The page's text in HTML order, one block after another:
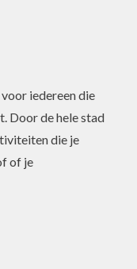
iedereen die
Door de hele stad
die je
of je